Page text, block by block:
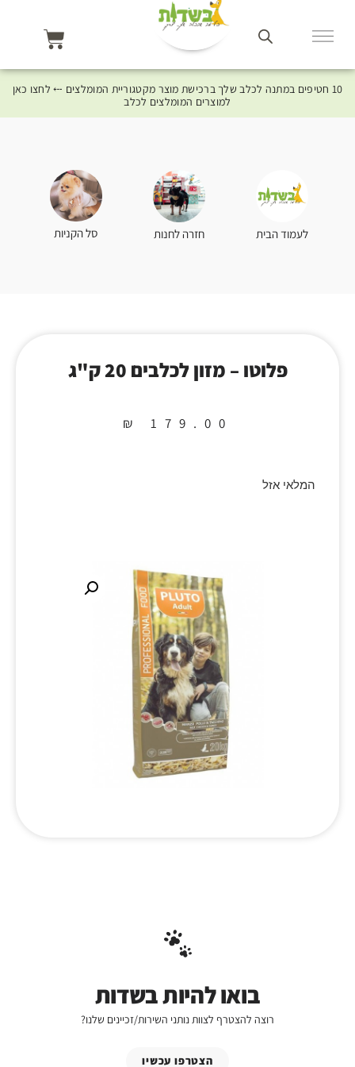
10 חטיפים במתנה לכלב שלך ברכישת מוצר מקטגוריית המומלצים ⤎ לחצו כאן
למוצרים המומלצים לכלב
לעמוד הבית חזרה לחנות סל הקניות
פלוטו – מזון לכלבים 20 ק"ג
₪ 179.00
המלאי אזל
בואו להיות בשדות
רוצה להצטרף לצוות נותני השירות/זכיינים שלנו?
הצטרפו עכשיו